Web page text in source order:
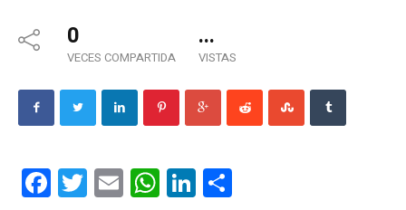
0
VECES COMPARTIDA
...
VISTAS
FacebookTwitterEmail WhatsAppLinkedIn